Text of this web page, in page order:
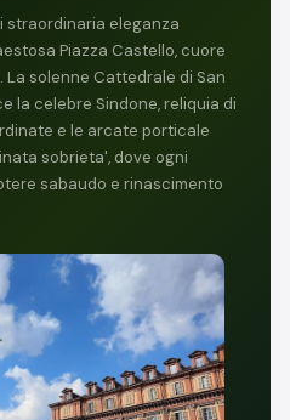
straordinaria eleganza
Piazza Castello, cuore
solenne Cattedrale di San
la celebre Sindone, reliquia di
e le arcate porticale
sobrieta', dove ogni
sabaudo e rinascimento